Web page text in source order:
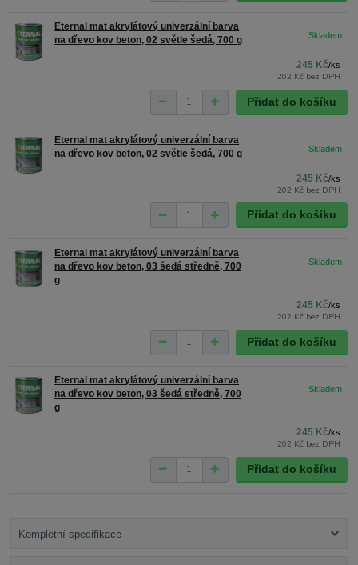
Eternal mat akrylátový univerzální barva
na dřevo kov beton, 02 světle šedá, 700 g
245 Kč/ks
202 Kč bez DPH
Přidat do košíku
Eternal mat akrylátový univerzální barva
na dřevo kov beton, 02 světle šedá, 700 g
245 Kč/ks
202 Kč bez DPH
Přidat do košíku
Eternal mat akrylátový univerzální barva
na dřevo kov beton, 03 šedá středně, 700
g
245 Kč/ks
202 Kč bez DPH
Přidat do košíku
Eternal mat akrylátový univerzální barva
na dřevo kov beton, 03 šedá středně, 700
g
245 Kč/ks
202 Kč bez DPH
Přidat do košíku
Kompletní specifikace